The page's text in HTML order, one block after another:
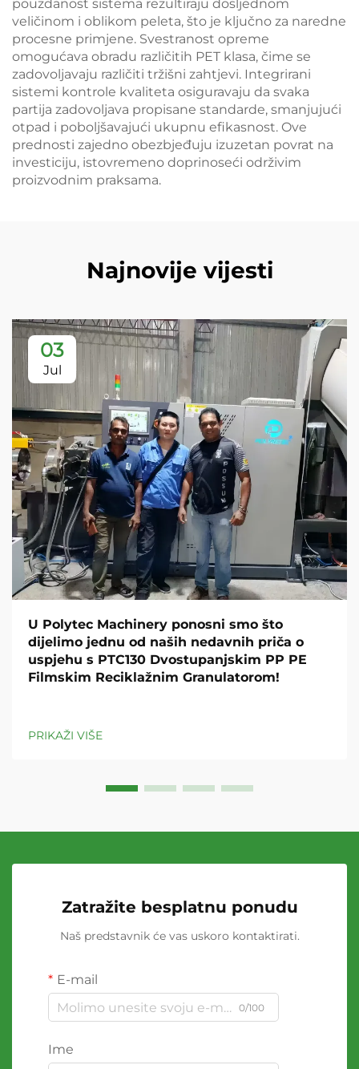
pouzdanost sistema rezultiraju dosljednom
veličinom i oblikom peleta, što je ključno za naredne
procesne primjene. Svestranost opreme
omogućava obradu različitih PET klasa, čime se
zadovoljavaju različiti tržišni zahtjevi. Integrirani
sistemi kontrole kvaliteta osiguravaju da svaka
partija zadovoljava propisane standarde, smanjujući
otpad i poboljšavajući ukupnu efikasnost. Ove
prednosti zajedno obezbjeđuju izuzetan povrat na
investiciju, istovremeno doprinoseći održivim
proizvodnim praksama.
Najnovije vijesti
03
Jul
U Polytec Machinery ponosni smo što
dijelimo jednu od naših nedavnih priča o
uspjehu s PTC130 Dvostupanjskim PP PE
Filmskim Reciklažnim Granulatorom!
PRIKAŽI VIŠE
Zatražite besplatnu ponudu
Naš predstavnik će vas uskoro kontaktirati.
E-mail
0/100
Ime